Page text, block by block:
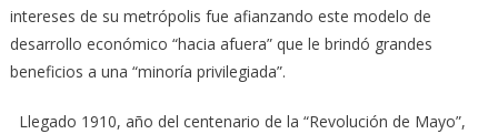
intereses de su metrópolis fue afianzando este modelo de
desarrollo económico “hacia afuera” que le brindó grandes
beneficios a una “minoría privilegiada”.
Llegado 1910, año del centenario de la “Revolución de Mayo”,